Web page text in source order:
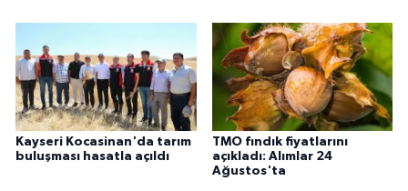
Kayseri Kocasinan'da tarım
buluşması hasatla açıldı
TMO fındık fiyatlarını
açıkladı: Alımlar 24
Ağustos'ta